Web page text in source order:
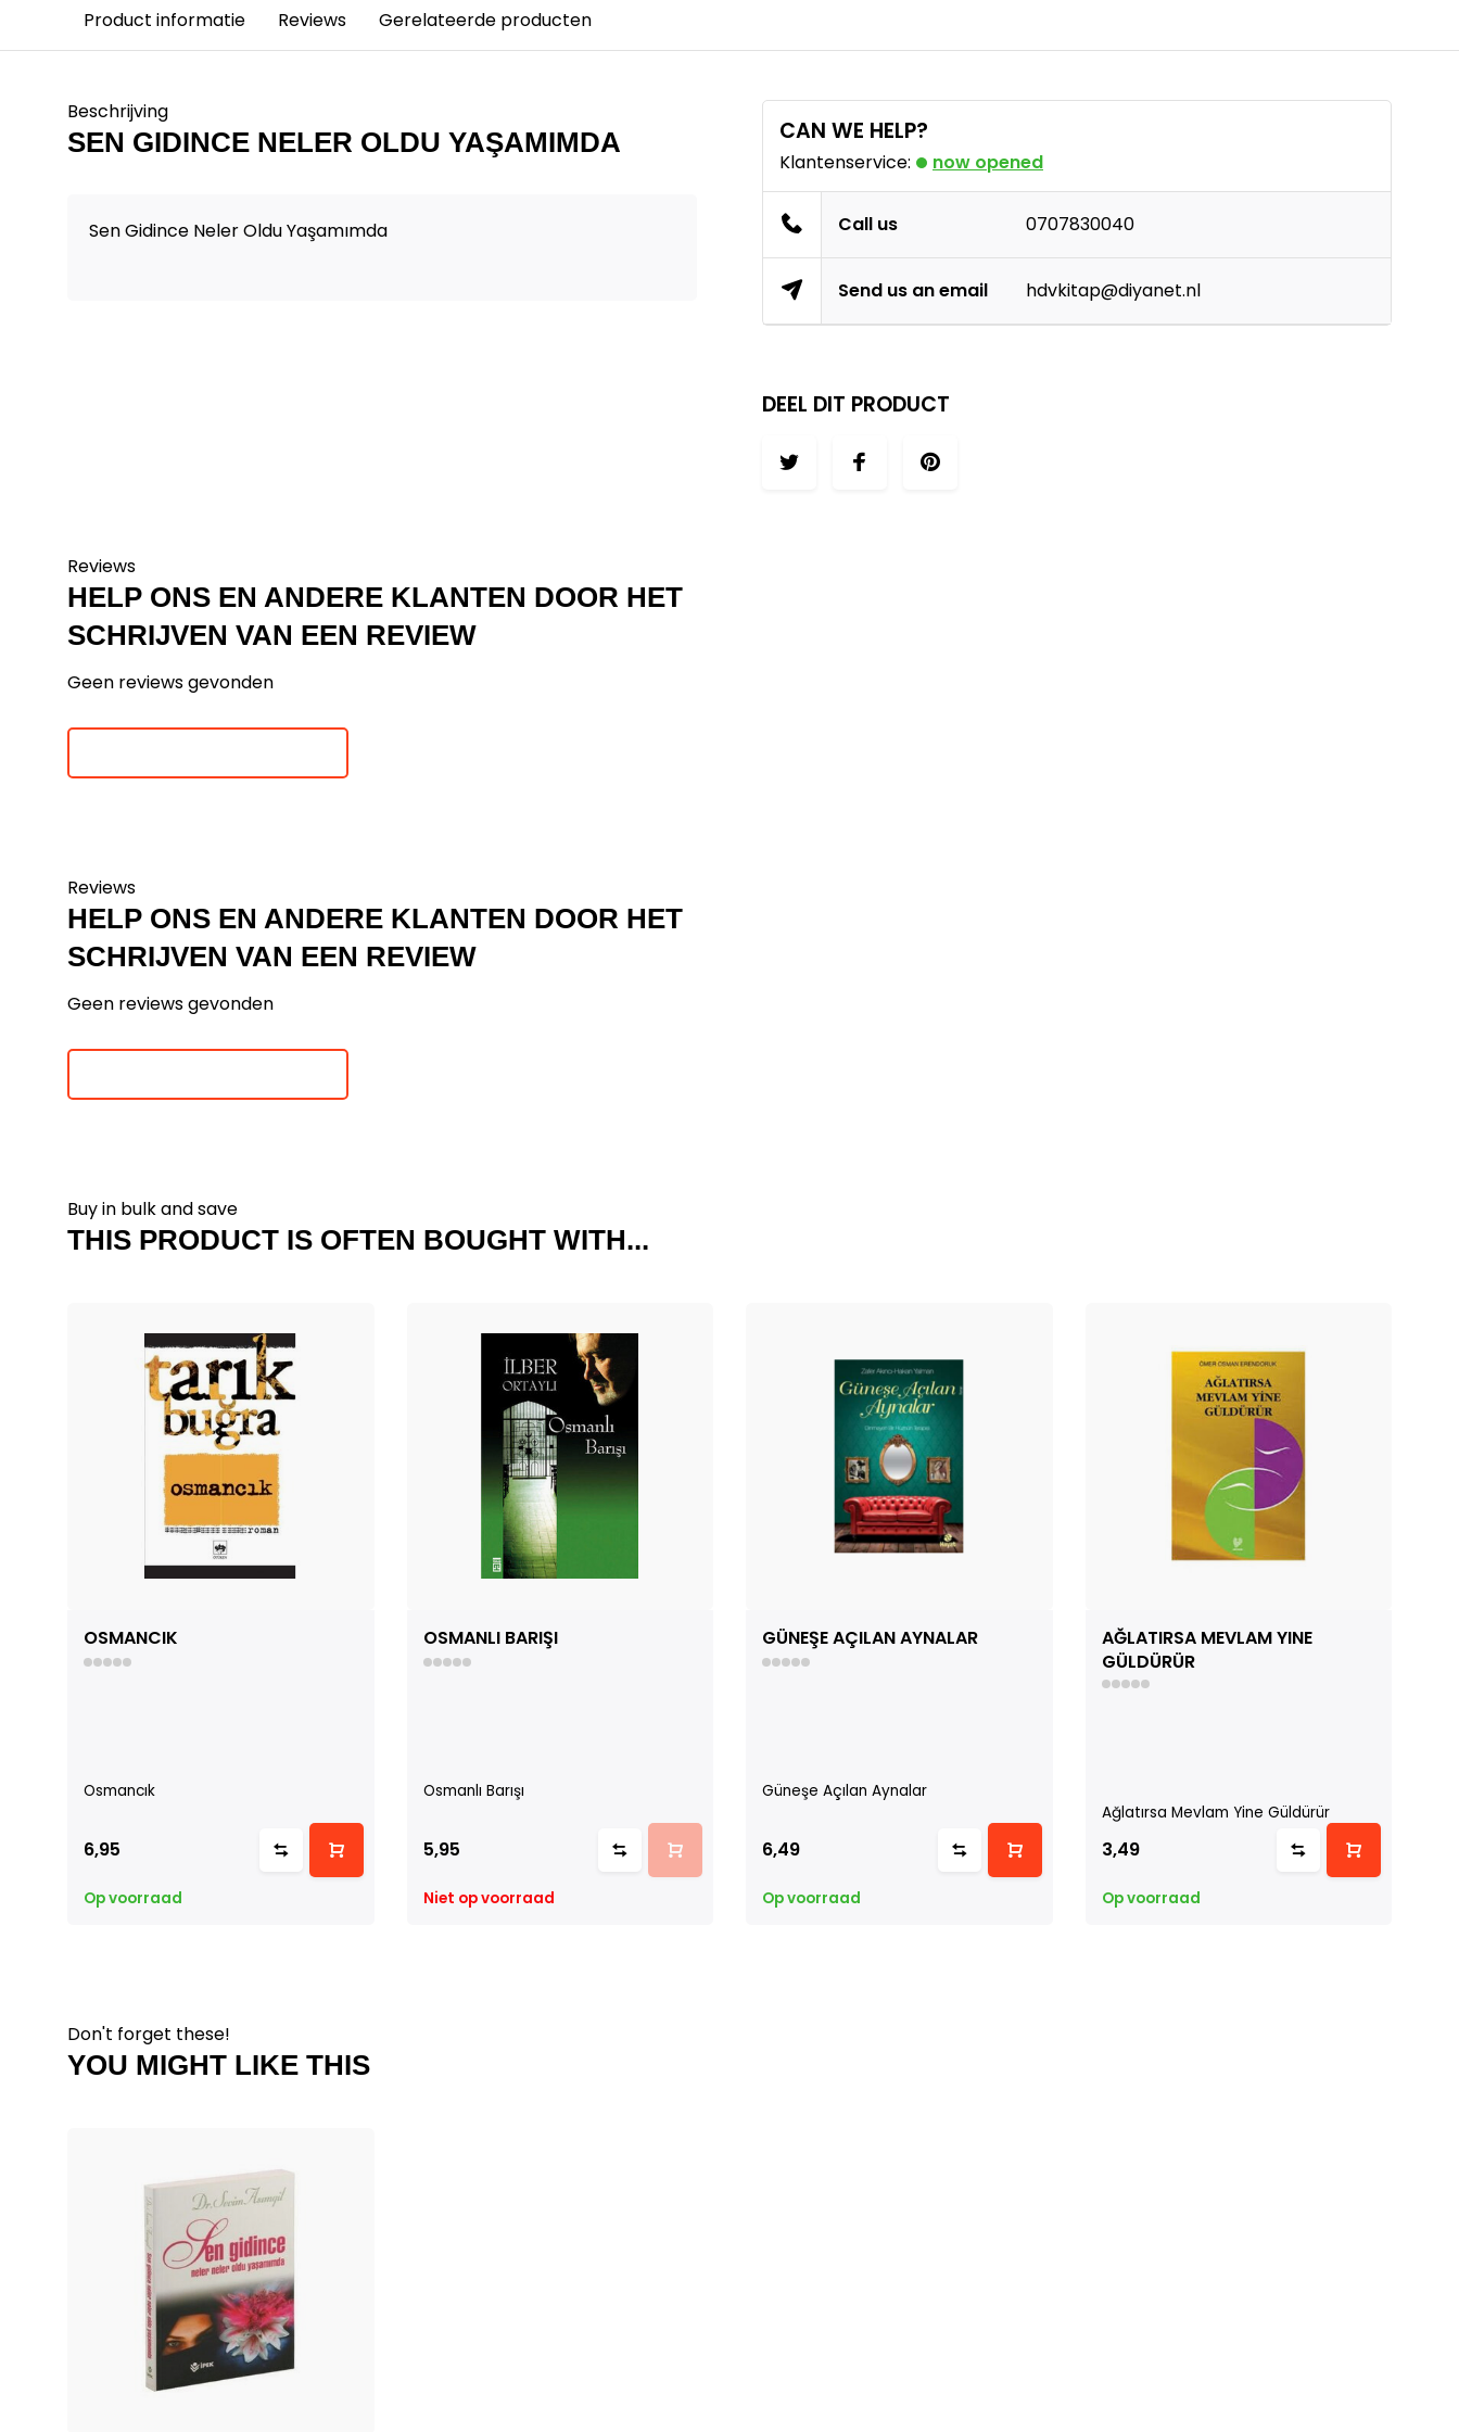
Product informatie Reviews Gerelateerde producten
Beschrijving
SEN GIDINCE NELER OLDU YAŞAMIMDA
Sen Gidince Neler Oldu Yaşamımda
CAN WE HELP?
Klantenservice: now opened
Call us 0707830040
Send us an email hdvkitap@diyanet.nl
DEEL DIT PRODUCT
Reviews
HELP ONS EN ANDERE KLANTEN DOOR HET
SCHRIJVEN VAN EEN REVIEW
Geen reviews gevonden
Reviews
HELP ONS EN ANDERE KLANTEN DOOR HET
SCHRIJVEN VAN EEN REVIEW
Geen reviews gevonden
Buy in bulk and save
THIS PRODUCT IS OFTEN BOUGHT WITH...
OSMANCIK
Osmancık
6,95
Op voorraad
OSMANLI BARIŞI
Osmanlı Barışı
5,95
Niet op voorraad
GÜNEŞE AÇILAN AYNALAR
Güneşe Açılan Aynalar
6,49
Op voorraad
AĞLATIRSA MEVLAM YINE
GÜLDÜRÜR
Ağlatırsa Mevlam Yine Güldürür
3,49
Op voorraad
Don't forget these!
YOU MIGHT LIKE THIS